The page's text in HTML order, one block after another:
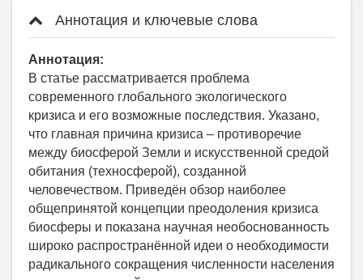
Аннотация и ключевые слова
Аннотация:
В статье рассматривается проблема
современного глобального экологического
кризиса и его возможные последствия. Указано,
что главная причина кризиса – противоречие
между биосферой Земли и искусственной средой
обитания (техносферой), созданной
человечеством. Приведён обзор наиболее
общепринятой концепции преодоления кризиса
биосферы и показана научная необоснованность
широко распространённой идеи о необходимости
радикального сокращения численности населения